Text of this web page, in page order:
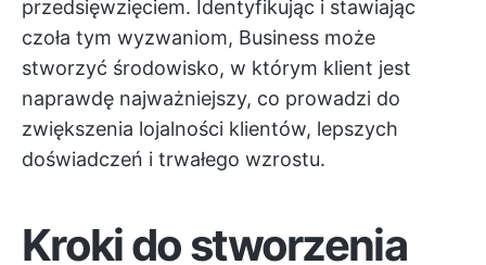
przedsięwzięciem. Identyfikując i stawiając
czoła tym wyzwaniom, Business może
stworzyć środowisko, w którym klient jest
naprawdę najważniejszy, co prowadzi do
zwiększenia lojalności klientów, lepszych
doświadczeń i trwałego wzrostu.
Kroki do stworzenia